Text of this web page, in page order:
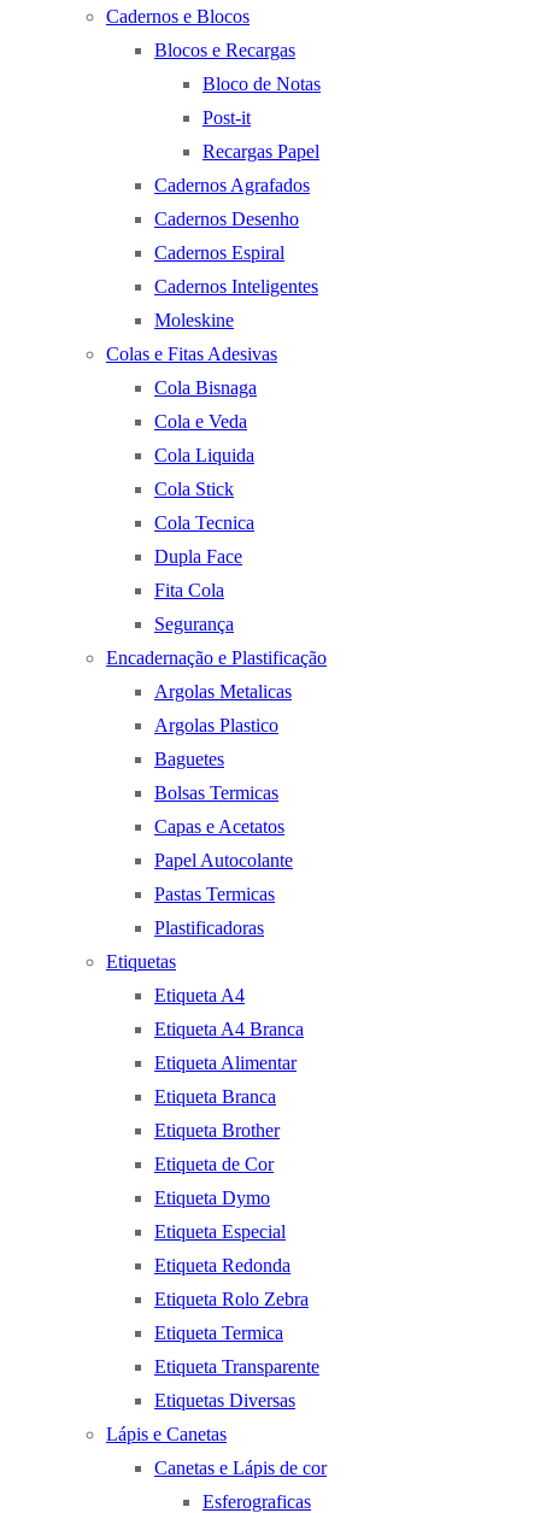
Cadernos e Blocos
Blocos e Recargas
Bloco de Notas
Post-it
Recargas Papel
Cadernos Agrafados
Cadernos Desenho
Cadernos Espiral
Cadernos Inteligentes
Moleskine
Colas e Fitas Adesivas
Cola Bisnaga
Cola e Veda
Cola Liquida
Cola Stick
Cola Tecnica
Dupla Face
Fita Cola
Segurança
Encadernação e Plastificação
Argolas Metalicas
Argolas Plastico
Baguetes
Bolsas Termicas
Capas e Acetatos
Papel Autocolante
Pastas Termicas
Plastificadoras
Etiquetas
Etiqueta A4
Etiqueta A4 Branca
Etiqueta Alimentar
Etiqueta Branca
Etiqueta Brother
Etiqueta de Cor
Etiqueta Dymo
Etiqueta Especial
Etiqueta Redonda
Etiqueta Rolo Zebra
Etiqueta Termica
Etiqueta Transparente
Etiquetas Diversas
Lápis e Canetas
Canetas e Lápis de cor
Esferograficas